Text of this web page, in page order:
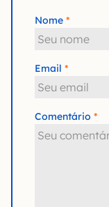
Nome
Email
Comentário